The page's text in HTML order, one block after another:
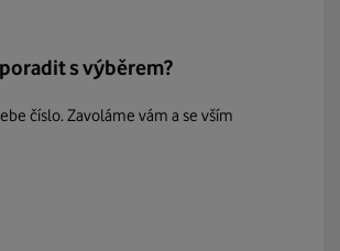
s výběrem?
číslo. Zavoláme vám a se vším